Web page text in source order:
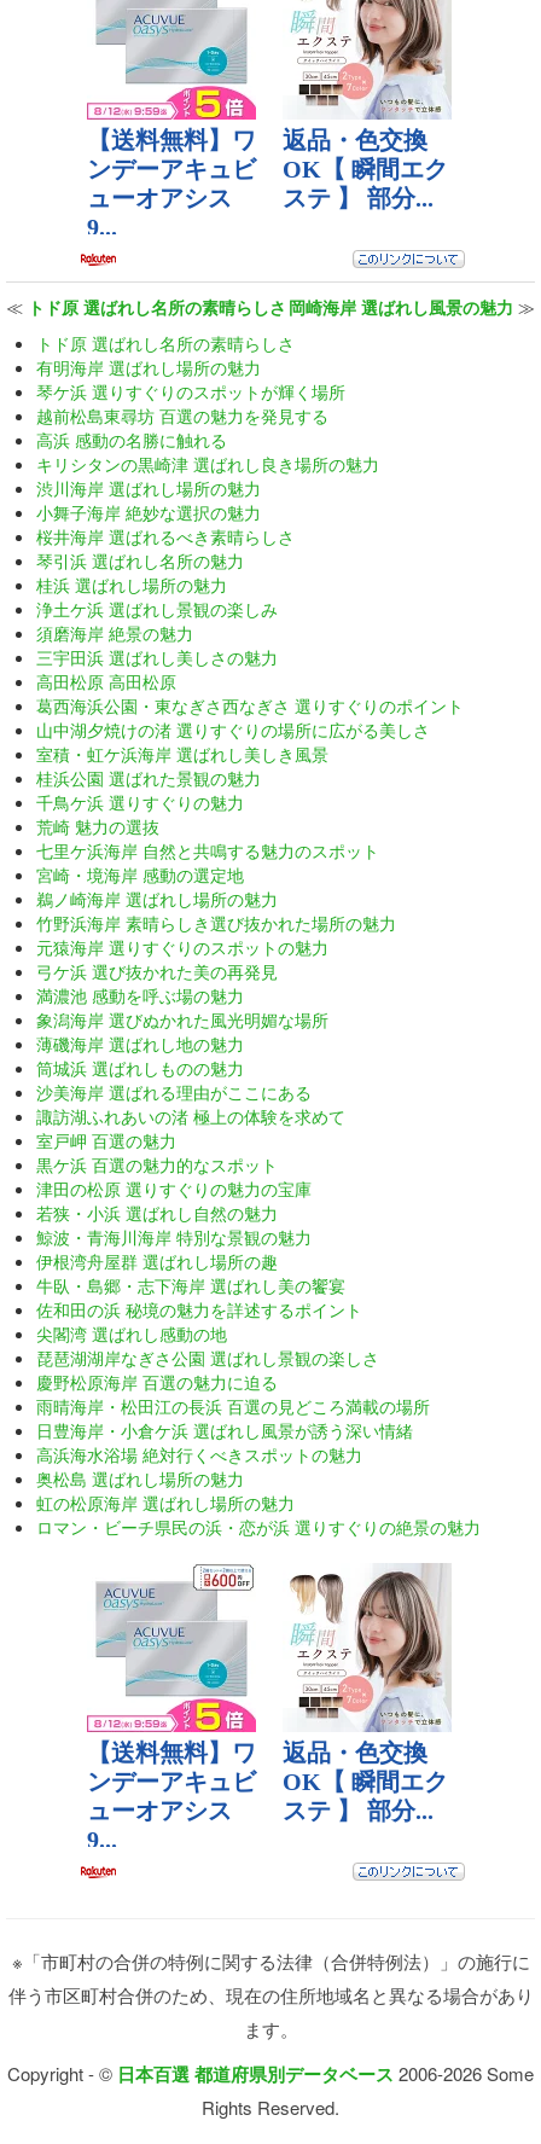
≪ トド原 選ばれし名所の素晴らしさ 岡崎海岸 選ばれし風景の魅力 ≫
トド原 選ばれし名所の素晴らしさ
有明海岸 選ばれし場所の魅力
琴ケ浜 選りすぐりのスポットが輝く場所
越前松島東尋坊 百選の魅力を発見する
高浜 感動の名勝に触れる
キリシタンの黒崎津 選ばれし良き場所の魅力
渋川海岸 選ばれし場所の魅力
小舞子海岸 絶妙な選択の魅力
桜井海岸 選ばれるべき素晴らしさ
琴引浜 選ばれし名所の魅力
桂浜 選ばれし場所の魅力
浄土ケ浜 選ばれし景観の楽しみ
須磨海岸 絶景の魅力
三宇田浜 選ばれし美しさの魅力
高田松原 高田松原
葛西海浜公園・東なぎさ西なぎさ 選りすぐりのポイント
山中湖夕焼けの渚 選りすぐりの場所に広がる美しさ
室積・虹ケ浜海岸 選ばれし美しき風景
桂浜公園 選ばれた景観の魅力
千鳥ケ浜 選りすぐりの魅力
荒崎 魅力の選抜
七里ケ浜海岸 自然と共鳴する魅力のスポット
宮崎・境海岸 感動の選定地
鵜ノ崎海岸 選ばれし場所の魅力
竹野浜海岸 素晴らしき選び抜かれた場所の魅力
元猿海岸 選りすぐりのスポットの魅力
弓ケ浜 選び抜かれた美の再発見
満濃池 感動を呼ぶ場の魅力
象潟海岸 選びぬかれた風光明媚な場所
薄磯海岸 選ばれし地の魅力
筒城浜 選ばれしものの魅力
沙美海岸 選ばれる理由がここにある
諏訪湖ふれあいの渚 極上の体験を求めて
室戸岬 百選の魅力
黒ケ浜 百選の魅力的なスポット
津田の松原 選りすぐりの魅力の宝庫
若狭・小浜 選ばれし自然の魅力
鯨波・青海川海岸 特別な景観の魅力
伊根湾舟屋群 選ばれし場所の趣
牛臥・島郷・志下海岸 選ばれし美の饗宴
佐和田の浜 秘境の魅力を詳述するポイント
尖閣湾 選ばれし感動の地
琵琶湖湖岸なぎさ公園 選ばれし景観の楽しさ
慶野松原海岸 百選の魅力に迫る
雨晴海岸・松田江の長浜 百選の見どころ満載の場所
日豊海岸・小倉ケ浜 選ばれし風景が誘う深い情緒
高浜海水浴場 絶対行くべきスポットの魅力
奥松島 選ばれし場所の魅力
虹の松原海岸 選ばれし場所の魅力
ロマン・ビーチ県民の浜・恋が浜 選りすぐりの絶景の魅力
※「市町村の合併の特例に関する法律（合併特例法）」の施行に
伴う市区町村合併のため、現在の住所地域名と異なる場合があり
ます。
Copyright - © 日本百選 都道府県別データベース 2006-2026 Some
Rights Reserved.